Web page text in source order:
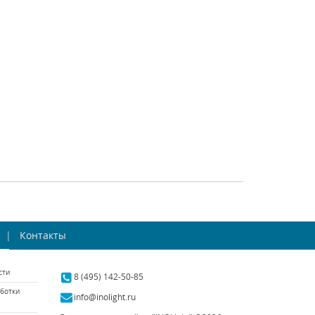
люстра
Lusso 788084
1 шт.
р.
Потолочная люстра
В наличии 7 шт.
Контакты
8 (495) 142-50-85
info@inolight.ru